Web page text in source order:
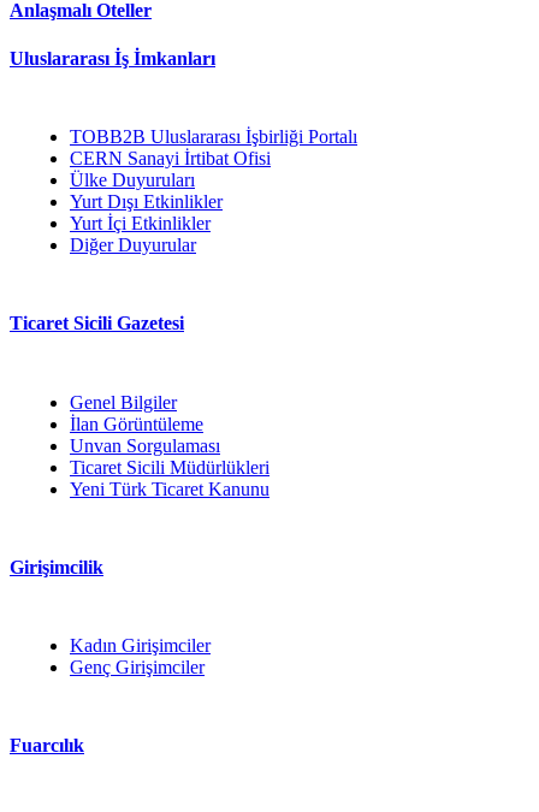
Anlaşmalı Oteller
Uluslararası İş İmkanları
TOBB2B Uluslararası İşbirliği Portalı
CERN Sanayi İrtibat Ofisi
Ülke Duyuruları
Yurt Dışı Etkinlikler
Yurt İçi Etkinlikler
Diğer Duyurular
Ticaret Sicili Gazetesi
Genel Bilgiler
İlan Görüntüleme
Unvan Sorgulaması
Ticaret Sicili Müdürlükleri
Yeni Türk Ticaret Kanunu
Girişimcilik
Kadın Girişimciler
Genç Girişimciler
Fuarcılık